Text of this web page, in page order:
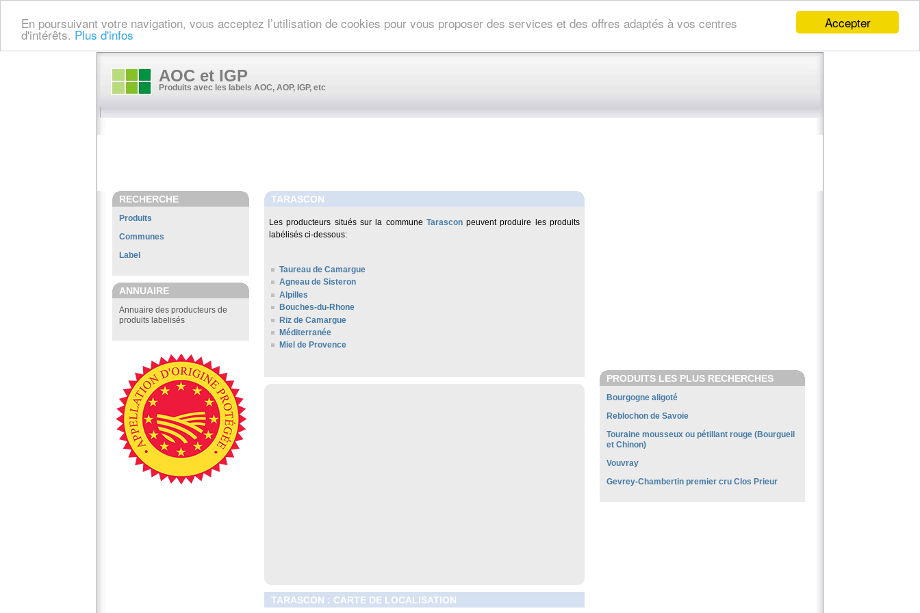
Accepter
En poursuivant votre navigation, vous acceptez l’utilisation de cookies pour vous proposer des services et des offres adaptés à vos centres
d'intérêts. Plus d'infos
AOC et IGP
Produits avec les labels AOC, AOP, IGP, etc
RECHERCHE
Produits
Communes
Label
ANNUAIRE
Annuaire des producteurs de
produits labelisés
TARASCON
Les producteurs situés sur la commune Tarasconpeuvent produire les produits
labélisés ci-dessous:
Taureau de Camargue
Agneau de Sisteron
Alpilles
Bouches-du-Rhone
Riz de Camargue
Méditerranée
Miel de Provence
TARASCON : CARTE DE LOCALISATION
PRODUITS LES PLUS RECHERCHES
Bourgogne aligoté
Reblochon de Savoie
Touraine mousseux ou pétillant rouge (Bourgueil
et Chinon)
Vouvray
Gevrey-Chambertin premier cru Clos Prieur